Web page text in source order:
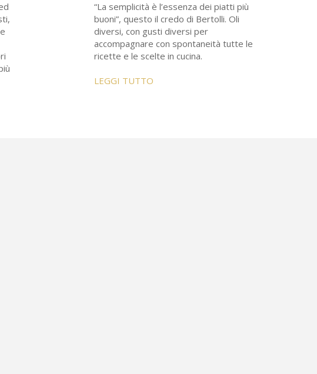
“La semplicità è l’essenza dei piatti più
buoni”, questo il credo di Bertolli. Oli
diversi, con gusti diversi per
accompagnare con spontaneità tutte le
ricette e le scelte in cucina.
LEGGI TUTTO